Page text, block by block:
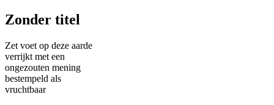
Zonder titel
Zet voet op deze aarde
verrijkt met een
ongezouten mening
bestempeld als
vruchtbaar